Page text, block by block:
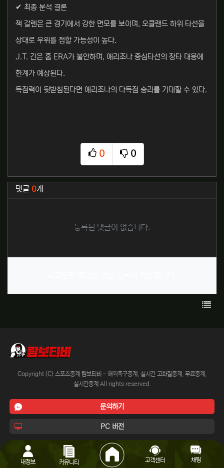
✔ 최종 분석 결론
잭 갈렌은 큰 경기에서 강한 면모를 보이며, 오클랜드 하위 타선을
상대로 우위를 점할 가능성이 높다.
J.T. 긴은 홈 ERA가 불안하며, 애리조나 중심타선의 장타 대응에
한계가 예상된다.
득점력이 뒷받침된다면 애리조나의 다득점 승리를 기대할 수 있다.
0
추천
0
비추천
관련자료
댓글 0개
등록된 댓글이 없습니다.
목록
Copyright (C) 스포츠중계 람보티비 - 해외축구중계, 실시간 고화질중계, 무료중계,
실시간중계 All rights reserved.
문의하기
PC 버전
내정보 커뮤니티 고객센터 채팅